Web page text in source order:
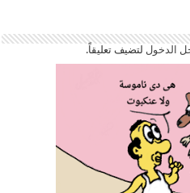
الدخوللتضيف تعليقاً.